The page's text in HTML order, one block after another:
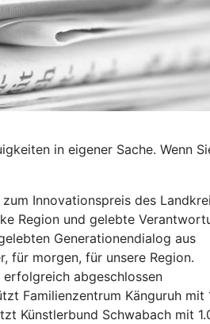
in eigener Sache. Wenn
Innovationspreis des
Region und gelebte
Generationendialog aus
für morgen, für unsere Region.
abgeschlossen
Familienzentrum Känguruh mit
Künstlerbund Schwabach mit